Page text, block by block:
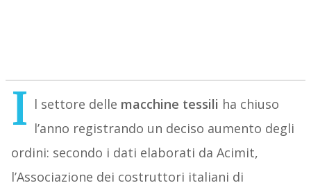
I l settore delle macchine tessili ha chiuso
l’anno registrando un deciso aumento degli
ordini: secondo i dati elaborati da Acimit,
l’Associazione dei costruttori italiani di